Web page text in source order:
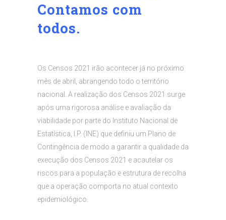
Contamos com
todos.
Os Censos 2021 irão acontecer já no próximo
mês de abril, abrangendo todo o território
nacional. A realização dos Censos 2021 surge
após uma rigorosa análise e avaliação da
viabilidade por parte do Instituto Nacional de
Estatística, I.P. (INE) que definiu um Plano de
Contingência de modo a garantir a qualidade da
execução dos Censos 2021 e acautelar os
riscos para a população e estrutura de recolha
que a operação comporta no atual contexto
epidemiológico.